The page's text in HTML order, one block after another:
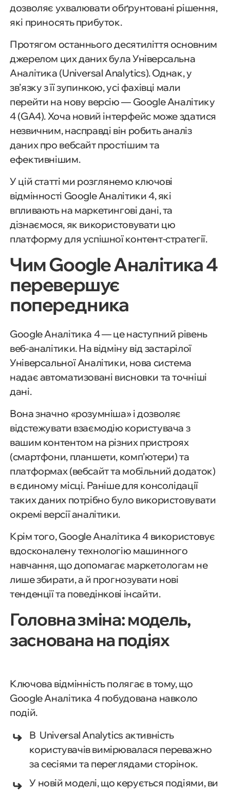
дозволяє ухвалювати обґрунтовані рішення,
які приносять прибуток.
Протягом останнього десятиліття основним
джерелом цих даних була Універсальна
Аналітика (Universal Analytics). Однак, у
зв’язку з її зупинкою, усі фахівці мали
перейти на нову версію — Google Аналітику
4 (GA4). Хоча новий інтерфейс може здатися
незвичним, насправді він робить аналіз
даних про вебсайт простішим та
ефективнішим.
У цій статті ми розглянемо ключові
відмінності Google Аналітики 4, які
впливають на маркетингові дані, та
дізнаємося, як використовувати цю
платформу для успішної контент-стратегії.
Чим Google Аналітика 4
перевершує
попередника
Google Аналітика 4 — це наступний рівень
веб-аналітики. На відміну від застарілої
Універсальної Аналітики, нова система
надає автоматизовані висновки та точніші
дані.
Вона значно «розумніша» і дозволяє
відстежувати взаємодію користувача з
вашим контентом на різних пристроях
(смартфони, планшети, комп’ютери) та
платформах (вебсайт та мобільний додаток)
в єдиному місці. Раніше для консолідації
таких даних потрібно було використовувати
окремі версії аналітики.
Крім того, Google Аналітика 4 використовує
вдосконалену технологію машинного
навчання, що допомагає маркетологам не
лише збирати, а й прогнозувати нові
тенденції та поведінкові інсайти.
Головна зміна: модель,
заснована на подіях
Ключова відмінність полягає в тому, що
Google Аналітика 4 побудована навколо
подій.
В Universal Analytics активність
користувачів вимірювалася переважно
за сесіями та переглядами сторінок.
У новій моделі, що керується подіями, ви